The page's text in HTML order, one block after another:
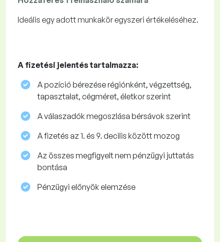
Ideális egy adott munkakör egyszeri értékeléséhez.
A fizetési jelentés tartalmazza:
A pozíció bérezése régiónként, végzettség,
tapasztalat, cégméret, életkor szerint
A válaszadók megoszlása ​​bérsávok szerint
A fizetés az 1. és 9. decilis között mozog
Az összes megfigyelt nem pénzügyi juttatás
bontása
Pénzügyi előnyök elemzése